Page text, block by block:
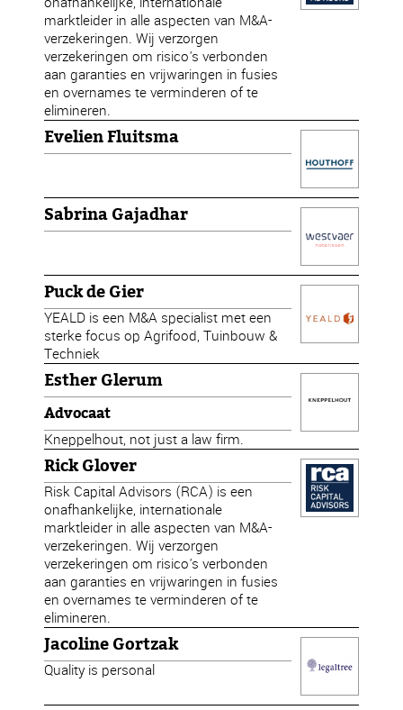
marktleider in alle aspecten van M&A-
verzekeringen. Wij verzorgen
verzekeringen om risico's verbonden
aan garanties en vrijwaringen in fusies
en overnames te verminderen of te
elimineren.
Evelien Fluitsma
Sabrina Gajadhar
Puck de Gier
YEALD is een M&A specialist met een
sterke focus op Agrifood, Tuinbouw &
Techniek
Esther Glerum
Advocaat
Kneppelhout, not just a law firm.
Rick Glover
Risk Capital Advisors (RCA) is een
onafhankelijke, internationale
marktleider in alle aspecten van M&A-
verzekeringen. Wij verzorgen
verzekeringen om risico's verbonden
aan garanties en vrijwaringen in fusies
en overnames te verminderen of te
elimineren.
Jacoline Gortzak
Quality is personal